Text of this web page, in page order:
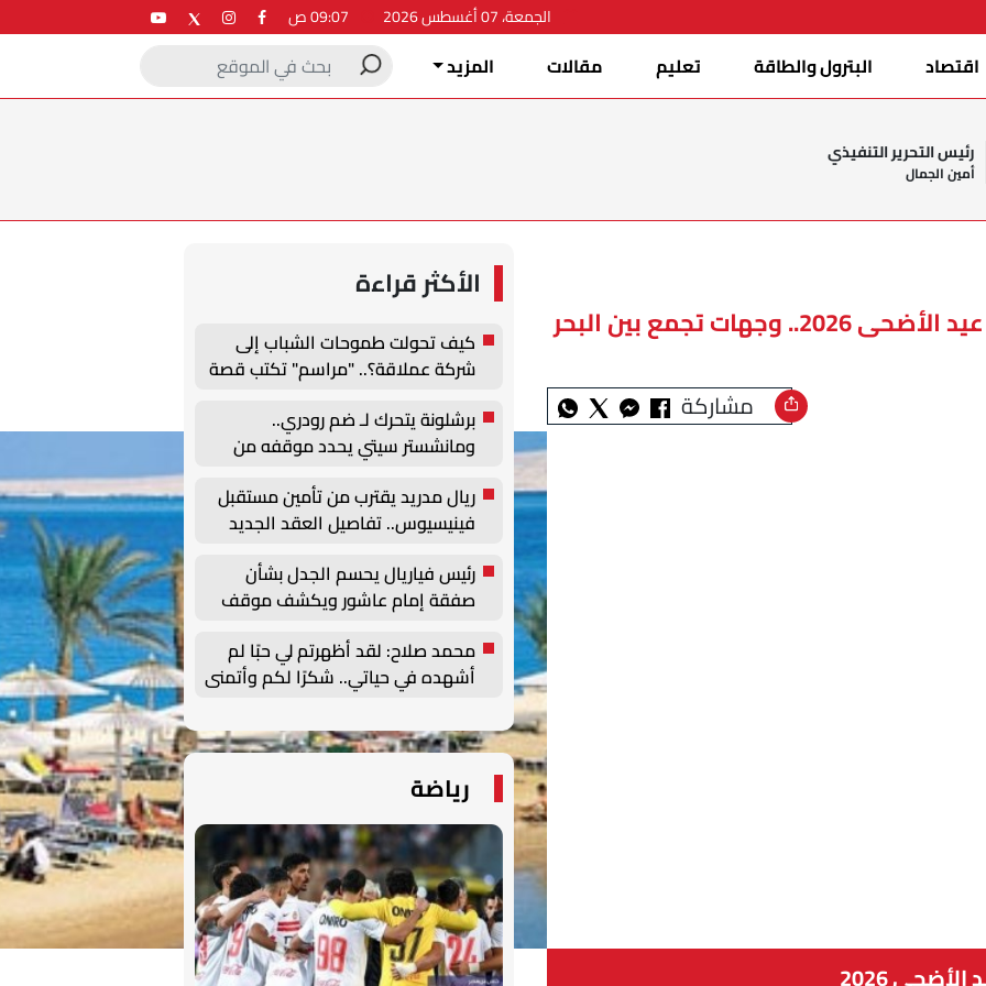
الجمعة، 07 أغسطس 2026
اقتصاد البترول والطاقة تعليم مقالات المزيد
رئيس التحرير التنفيذي
أمين الجمال
أفضل 20 شاطئ عربي لقضاء إجازة عيد الأضحى 2026.. وجهات تجمع بين البحر
مشاركة
2026
الأكثر قراءة
كيف تحولت طموحات الشباب إلى
شركة عملاقة؟.. "مراسم" تكتب قصة
والتوظيف الزراعي الأول بجامعة
دمنهور
برشلونة يتحرك لـ ضم رودري..
ومانشستر سيتي يحدد موقفه من
ريال مدريد يقترب من تأمين مستقبل
فينيسيوس.. تفاصيل العقد الجديد
رئيس فياريال يحسم الجدل بشأن
صفقة إمام عاشور ويكشف موقف
محمد صلاح: لقد أظهرتم لي حبًا لم
أشهده في حياتي.. شكرًا لكم وأتمنى
أن أصنع التاريخ هنا
رياضة